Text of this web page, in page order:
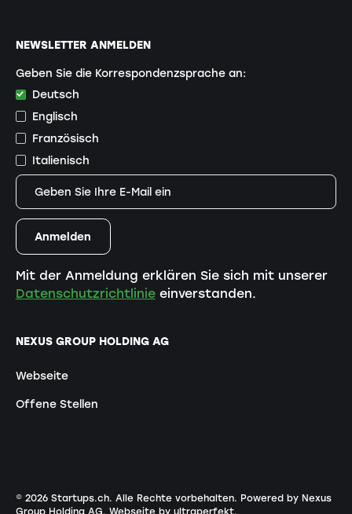
NEXUS GROUP HOLDING AG
Webseite
Offene Stellen
NEWSLETTER ANMELDEN
Geben Sie die Korrespondenzsprache an:
Deutsch
Englisch
Französisch
Italienisch
Mit der Anmeldung erklären Sie sich mit unserer
Datenschutzrichtlinieeinverstanden.
© 2026Startups.ch. Alle Rechte vorbehalten. Powered by Nexus
Group Holding AG. Webseite by ultraperfekt.